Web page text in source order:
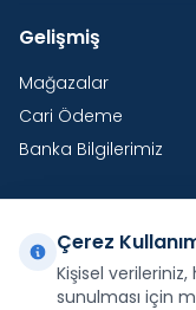
Gelişmiş
Mağazalar
Cari Ödeme
Banka Bilgilerimiz
Yurtdışı Kargo
Şirketimiz E-Fatura ve
Çerez
Kişisel
sunulması için